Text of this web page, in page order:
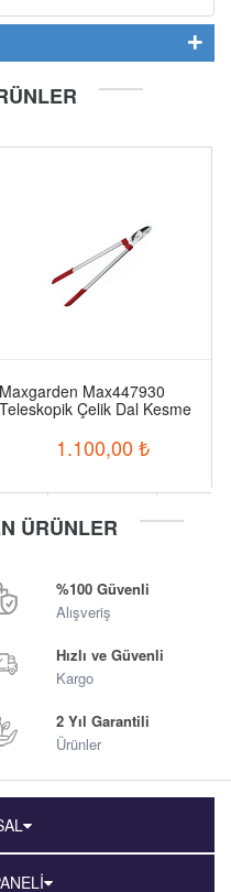
Maxgarden Max447930
Teleskopik Çelik Dal Kesme
1.100,00 ₺
ÜRÜNLER
%100 Güvenli
Alışveriş
Hızlı ve Güvenli
Kargo
2 Yıl Garantili
Ürünler